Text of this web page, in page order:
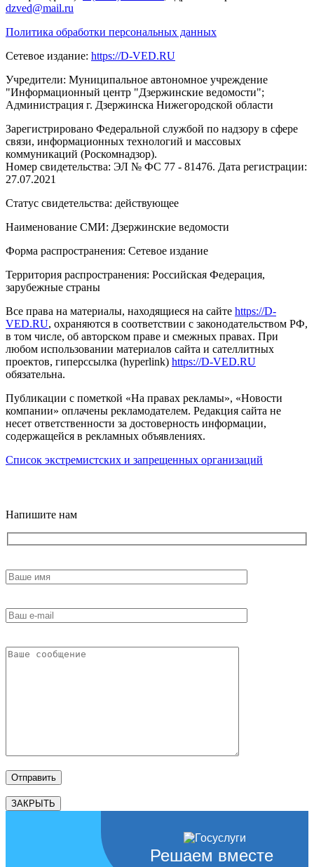
dzved@mail.ru
Политика обработки персональных данных
Сетевое издание: https://D-VED.RU
Учредители: Муниципальное автономное учреждение
"Информационный центр "Дзержинские ведомости";
Администрация г. Дзержинска Нижегородской области
Зарегистрировано Федеральной службой по надзору в сфере
связи, информационных технологий и массовых
коммуникаций (Роскомнадзор).
Номер свидетельства: ЭЛ № ФС 77 - 81476. Дата регистрации:
27.07.2021
Статус свидетельства: действующее
Наименование СМИ: Дзержинские ведомости
Форма распространения: Сетевое издание
Территория распространения: Российская Федерация,
зарубежные страны
Все права на материалы, находящиеся на сайте https://D-
VED.RU, охраняются в соответствии с законодательством РФ,
в том числе, об авторском праве и смежных правах. При
любом использовании материалов сайта и сателлитных
проектов, гиперссылка (hyperlink) https://D-VED.RU
обязательна.
Публикации с пометкой «На правах рекламы», «Новости
компании» оплачены рекламодателем. Редакция сайта не
несет ответственности за достоверность информации,
содержащейся в рекламных объявлениях.
Список экстремистских и запрещенных организаций
Напишите нам
ЗАКРЫТЬ
Решаем вместе